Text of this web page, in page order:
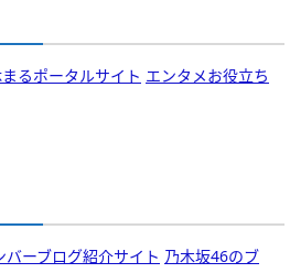
るポータルサイト エンタメお役立ち
バーブログ紹介サイト 乃木坂46のブ